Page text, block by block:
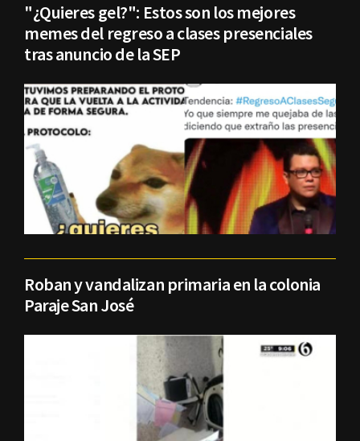
"¿Quieres gel?": Estos son los mejores
memes del regreso a clases presenciales
tras anuncio de la SEP
Roban y vandalizan primaria en la colonia
Paraje San José